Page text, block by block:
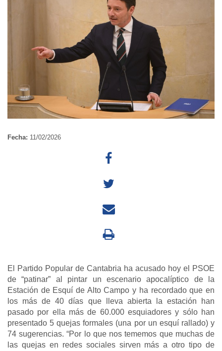
Fecha: 11/02/2026
El Partido Popular de Cantabria ha acusado hoy el PSOE
de “patinar” al pintar un escenario apocalíptico de la
Estación de Esquí de Alto Campo y ha recordado que en
los más de 40 días que lleva abierta la estación han
pasado por ella más de 60.000 esquiadores y sólo han
presentado 5 quejas formales (una por un esquí rallado) y
74 sugerencias. “Por lo que nos tememos que muchas de
las quejas en redes sociales sirven más a otro tipo de